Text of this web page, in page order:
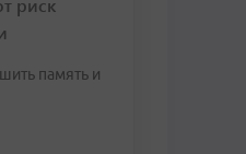
риск
память и